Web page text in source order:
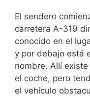
El sendero
carretera A-319
conocido en el
y por debajo está
nombre. Allí
el coche, pero
el vehículo